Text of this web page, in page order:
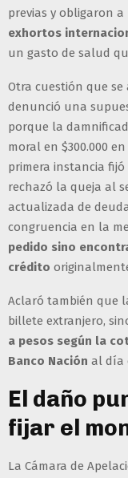
previas y obligaron
exhortos
un gasto de salud
Otra cuestión que
denunció una
porque la
moral en $300.000
primera instancia
rechazó la queja al
actualizada de
congruencia en la
pedido sino
crédito
Aclaró también que
billete extranjero,
a pesos según la
Banco Nación al día
El daño
fijar el
La Cámara de